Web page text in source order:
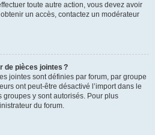
toute autre action, vous devez avoir
un accès, contactez un modérateur
de pièces jointes ?
jointes sont définies par forum, par groupe
ont peut-être désactivé l’import dans le
y sont autorisés. Pour plus
du forum.